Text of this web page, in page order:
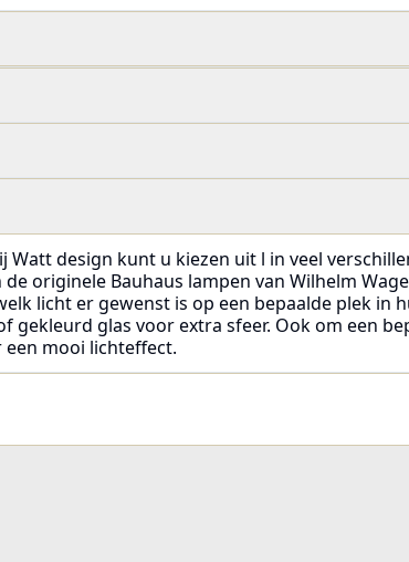
design kunt u kiezen uit l in veel
originele Bauhaus lampen van Wilhelm
licht er gewenst is op een bepaalde plek in
gekleurd glas voor extra sfeer. Ook om een
mooi lichteffect.